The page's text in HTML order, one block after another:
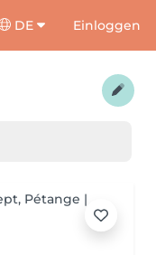
DE Einloggen